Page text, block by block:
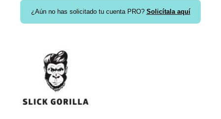
¿Aún no has solicitado tu cuenta PRO? Solicítala aquí